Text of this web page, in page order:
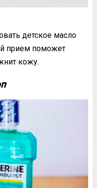
детское масло
прием поможет
кожу.